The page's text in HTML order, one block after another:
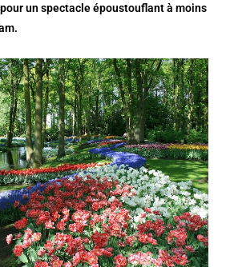
un spectacle époustouflant à moins